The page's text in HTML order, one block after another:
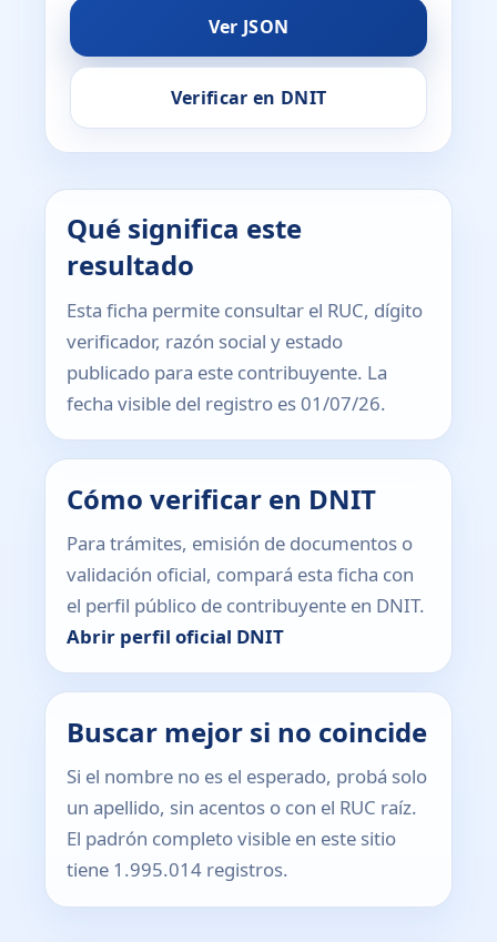
Ver JSON
Verificar en DNIT
Qué significa este
resultado
Esta ficha permite consultar el RUC, dígito
verificador, razón social y estado
publicado para este contribuyente. La
fecha visible del registro es 01/07/26.
Cómo verificar en DNIT
Para trámites, emisión de documentos o
validación oficial, compará esta ficha con
el perfil público de contribuyente en DNIT.
Abrir perfil oficial DNIT
Buscar mejor si no coincide
Si el nombre no es el esperado, probá solo
un apellido, sin acentos o con el RUC raíz.
El padrón completo visible en este sitio
tiene 1.995.014 registros.